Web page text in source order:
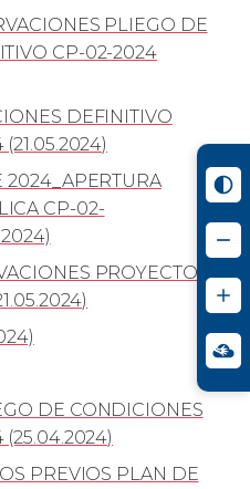
PLIEGO DE
CP-02-2024
DEFINITIVO
2024_APERTURA
CP-02-
PROYECTO DE
DE CONDICIONES
(25.04.2024)
PREVIOS PLAN DE